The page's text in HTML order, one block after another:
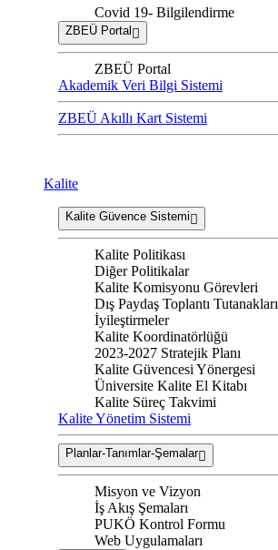
Covid 19- Bilgilendirme
ZBEÜ Portal
ZBEÜ Portal
Akademik Veri Bilgi Sistemi
ZBEÜ Akıllı Kart Sistemi
Kalite
Kalite Güvence Sistemi
Kalite Politikası
Diğer Politikalar
Kalite Komisyonu Görevleri
Dış Paydaş Toplantı Tutanakları
İyileştirmeler
Kalite Koordinatörlüğü
2023-2027 Stratejik Planı
Kalite Güvencesi Yönergesi
Üniversite Kalite El Kitabı
Kalite Süreç Takvimi
Kalite Yönetim Sistemi
Planlar-Tanımlar-Şemalar
Misyon ve Vizyon
İş Akış Şemaları
PUKÖ Kontrol Formu
Web Uygulamaları